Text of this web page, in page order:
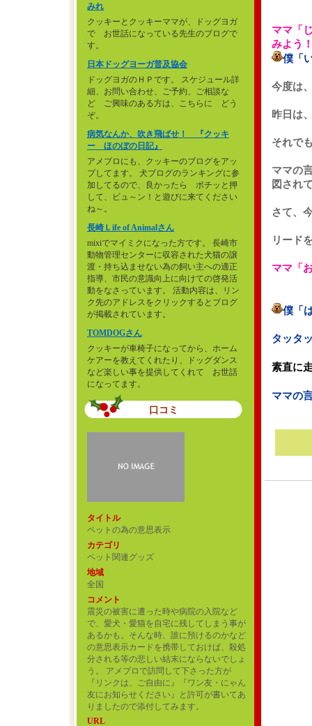
みれ
クッキーとクッキーママが、ドッグヨガ
で お世話になっている先生のブログで
す。
日本ドッグヨーガ普及協会
ドッグヨガのＨＰです。 スケジュール詳
細、お問い合わせ、ご予約、ご相談な
ど ご興味のある方は、こちらに どう
ぞ。
病気なんか、吹き飛ばせ！ 『クッキ
ー ほのぼの日記』
アメブロにも、クッキーのブログをアッ
プしてます。 犬ブログのランキングに参
加してるので、良かったら ポチッと押
して、ビュ～ン！と遊びに来てください
ね～。
長崎Ｌife of Animalさん
mixiでマイミクになった方です。 長崎市
動物管理センターに収容された犬猫の譲
渡・持ち込ませない為の飼い主への適正
指導、市民の意識向上に向けての啓発活
動をなさっています。 活動内容は、リン
ク先のアドレスをクリックするとブログ
が掲載されています。
TOMDOGさん
クッキーが車椅子になってから、ホーム
ケアーを教えてくれたり、ドッグダンス
など楽しい事を提供してくれて お世話
になってます。
口コミ
タイトル
ペットの為の意思表示
カテゴリ
ペット関連グッズ
地域
全国
コメント
震災の被害に遭った時や病院の入院など
で、愛犬・愛猫を自宅に残してしまう事が
あるかも。そんな時、誰に預けるのかなど
の意思表示カードを携帯しておけば、殺処
分される等の悲しい結末にならないでしょ
う。 アメブロで訪問して下さった方が
『リンクは、ご自由に』『ワン友・にゃん
友にお知らせください』と許可が書いてあ
りましたので添付してみます。
URL
ママ「
みよう
僕「
今度は
昨日は
それで
ママの
図され
さて、
リード
ママ「
僕「
タッタ
素直に
ママの